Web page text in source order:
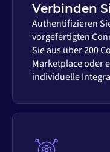
Verbinden
Authentifizieren
vorgefertigten
Sie aus über 200
Marketplace oder
individuelle